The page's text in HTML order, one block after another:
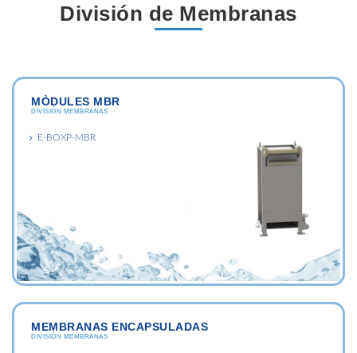
División de Membranas
MÒDULES MBR
DIVISIÓN MEMBRANAS
E-BOXP-MBR
MEMBRANAS ENCAPSULADAS
DIVISIÓN MEMBRANAS